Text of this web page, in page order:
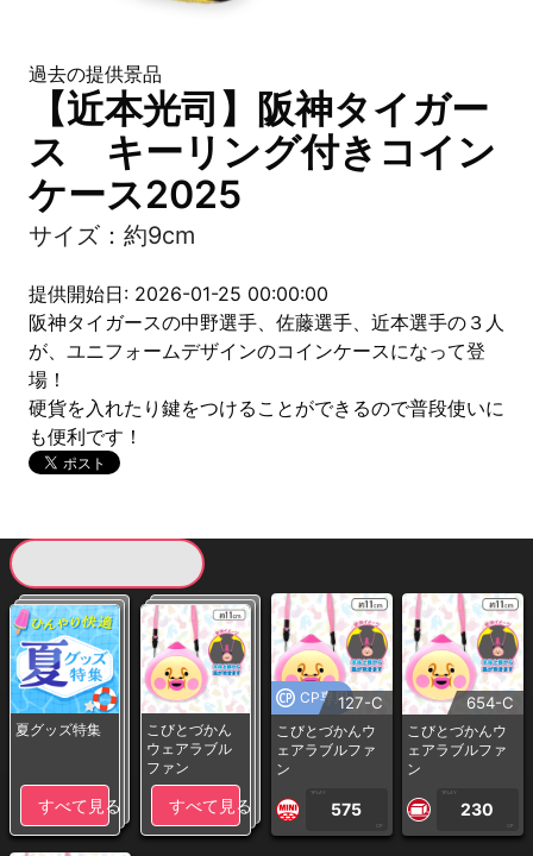
過去の提供景品
【近本光司】阪神タイガー
ス キーリング付きコイン
ケース2025
サイズ：約9cm
提供開始日: 2026-01-25 00:00:00
阪神タイガースの中野選手、佐藤選手、近本選手の３人
が、ユニフォームデザインのコインケースになって登
場！
硬貨を入れたり鍵をつけることができるので普段使いに
も便利です！
夏グッズ特集
すべて見る
こびとづかん
ウェアラブル
ファン
すべて見る
CP専用127-C
こびとづかんウ
ェアラブルファ
ン
1PLAY
575
CP
654-C
こびとづかんウ
ェアラブルファ
ン
1PLAY
230
CP